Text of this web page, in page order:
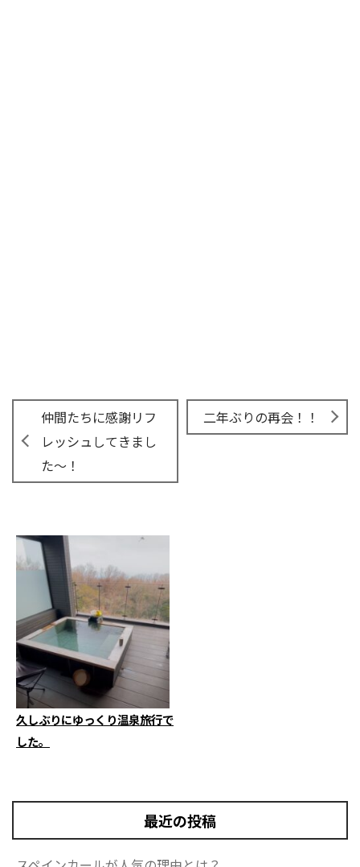
仲間たちに感謝リフ
レッシュしてきまし
た～！
二年ぶりの再会！！
久しぶりにゆっくり温泉旅行で
した。
最近の投稿